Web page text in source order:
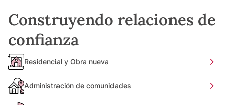
Construyendo relaciones de
confianza
Residencial y Obra nueva
Administración de comunidades